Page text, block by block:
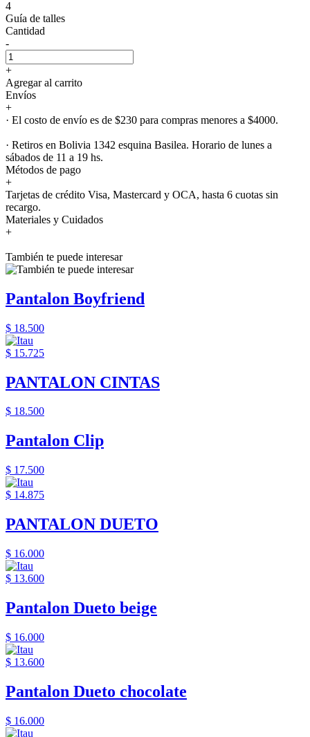
4
Guía de talles
Cantidad
-
+
Agregar al carrito
Envíos
+
· El costo de envío es de $230 para compras menores a $4000.
· Retiros en Bolivia 1342 esquina Basilea. Horario de lunes a
sábados de 11 a 19 hs.
Métodos de pago
+
Tarjetas de crédito Visa, Mastercard y OCA, hasta 6 cuotas sin
recargo.
Materiales y Cuidados
+
También te puede interesar
Pantalon Boyfriend
$ 18.500
$ 15.725
PANTALON CINTAS
$ 18.500
Pantalon Clip
$ 17.500
$ 14.875
PANTALON DUETO
$ 16.000
$ 13.600
Pantalon Dueto beige
$ 16.000
$ 13.600
Pantalon Dueto chocolate
$ 16.000